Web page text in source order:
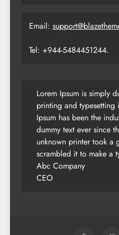
Email:
Tel: +944-5484451244.
Lorem Ipsum is simply
printing and typesetting
Ipsum has been the
dummy text ever since
unknown printer took a
scrambled it to make a
Abc Company
CEO